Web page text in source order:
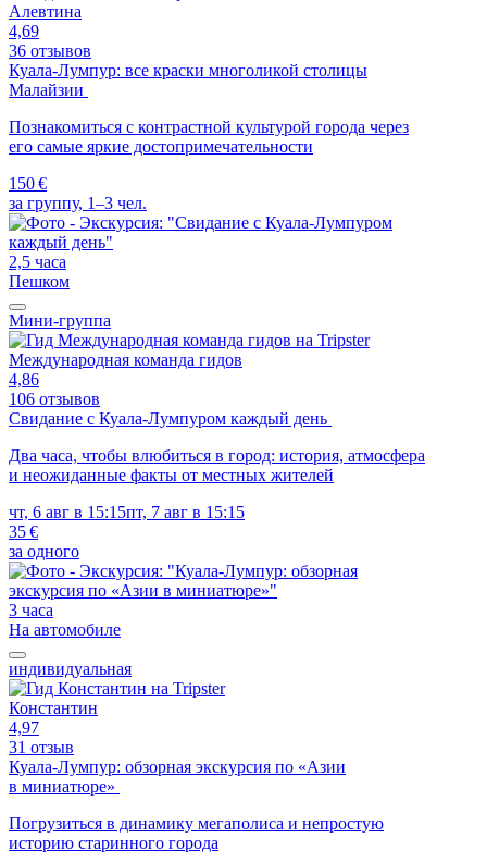
Алевтина
4,69
36 отзывов
Куала-Лумпур: все краски многоликой столицы
Малайзии
Познакомиться с контрастной культурой города через
его самые яркие достопримечательности
150 €
за группу, 1–3 чел.
2,5 часа
Пешком
Мини-группа
Международная команда гидов
4,86
106 отзывов
Свидание с Куала-Лумпуром каждый день
Два часа, чтобы влюбиться в город: история, атмосфера
и неожиданные факты от местных жителей
чт, 6 авг в 15:15пт, 7 авг в 15:15
35 €
за одного
3 часа
На автомобиле
индивидуальная
Константин
4,97
31 отзыв
Куала-Лумпур: обзорная экскурсия по «Азии
в миниатюре»
Погрузиться в динамику мегаполиса и непростую
историю старинного города